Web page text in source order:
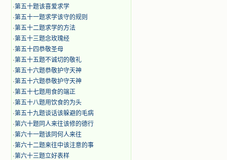
·第五十题该喜爱求学
·第五十一题求学该守的规则
·第五十二题求学的方法
·第五十三题念玫瑰经
·第五十四恭敬圣母
·第五十五题不诚切的敬礼
·第五十六题恭敬护守天神
·第五十六题恭敬护守天神
·第五十七题用食的端正
·第五十八题用饮食的为头
·第五十九题谈话该躲避的毛病
·第六十题同人来往该修的德行
·第六十一题该同何人来往
·第六十二题来往中该注意的事
·第六十三题立好表样